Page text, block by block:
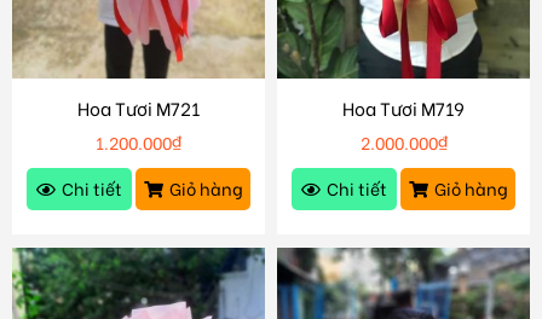
Hoa Tươi M721
1.200.000₫
Chi tiết
Giỏ hàng
Hoa Tươi M719
2.000.000₫
Chi tiết
Giỏ hàng